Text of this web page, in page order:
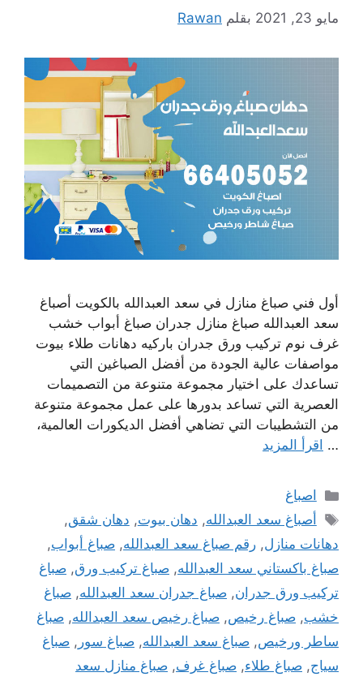
مايو 23, 2021 بقلم Rawan
أول فني صباغ منازل في سعد العبدالله بالكويت أصباغ
سعد العبدالله صباغ منازل جدران صباغ أبواب خشب
غرف نوم تركيب ورق جدران باركيه دهانات طلاء بيوت
مواصفات عالية الجودة من أفضل الصباغين التي
تساعدك على اختيار مجموعة متنوعة من التصميمات
العصرية التي تساعد بدورها على عمل مجموعة متنوعة
من التشطيبات التي تضاهي أفضل الديكورات العالمية،
… اقرأ المزيد
التصنيفات
اصباغ
الوسوم
أصباغ سعد العبدالله, دهان بيوت, دهان شقق,
دهانات منازل, رقم صباغ سعد العبدالله, صباغ أبواب,
صباغ باكستاني سعد العبدالله, صباغ تركيب ورق, صباغ
تركيب ورق جدران, صباغ جدران سعد العبدالله, صباغ
خشب, صباغ رخيص, صباغ رخيص سعد العبدالله, صباغ
ساطر ورخيص, صباغ سعد العبدالله, صباغ سور , صباغ
سياج, صباغ طلاء, صباغ غرف, صباغ منازل سعد